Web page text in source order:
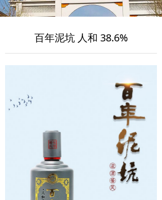
厂区展示
智慧之旅
服务中心
联系我们
百年泥坑 人和 38.6%